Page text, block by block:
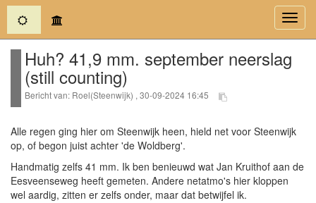
(current)
Huh? 41,9 mm. september neerslag
(still counting)
Bericht van: Roel(Steenwijk) , 30-09-2024 16:45
Alle regen ging hier om Steenwijk heen, hield net voor Steenwijk
op, of begon juist achter 'de Woldberg'.
Handmatig zelfs 41 mm. Ik ben benieuwd wat Jan Kruithof aan de
Eesveenseweg heeft gemeten. Andere netatmo's hier kloppen
wel aardig, zitten er zelfs onder, maar dat betwijfel ik.